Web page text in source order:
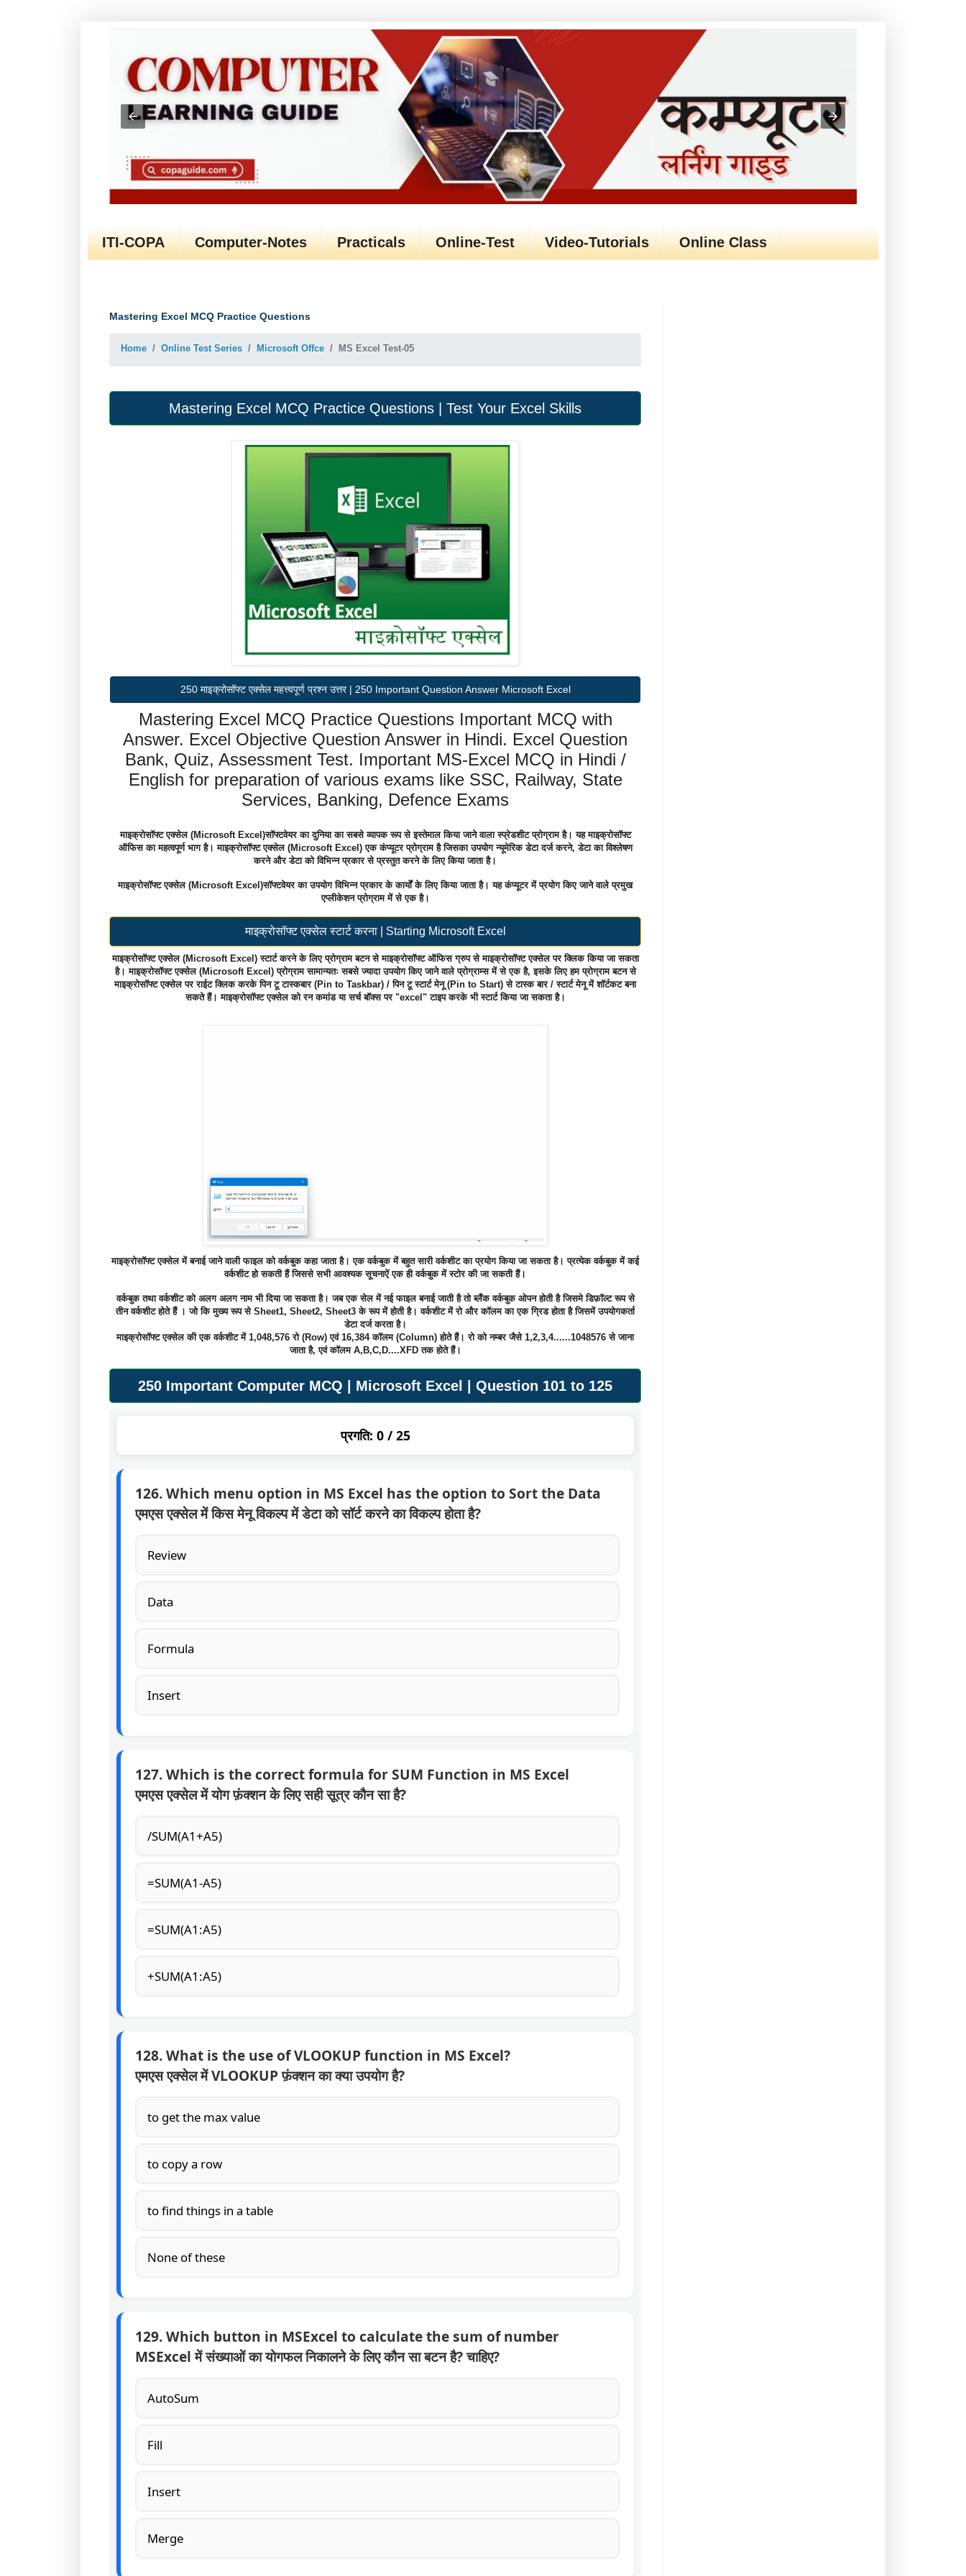
ITI-COPA Computer-Notes Practicals Online-Test Video-Tutorials Online Class
Mastering Excel MCQ Practice Questions
Home Online Test Series Microsoft Offce MS Excel Test-05
Mastering Excel MCQ Practice Questions | Test Your Excel Skills
250 माइक्रोसॉफ्ट एक्सेल महत्त्वपूर्ण प्रश्न उत्तर | 250 Important Question Answer Microsoft Excel
Mastering Excel MCQ Practice Questions Important MCQ with
Answer. Excel Objective Question Answer in Hindi. Excel Question
Bank, Quiz, Assessment Test. Important MS-Excel MCQ in Hindi /
English for preparation of various exams like SSC, Railway, State
Services, Banking, Defence Exams
माइक्रोसॉफ्ट एक्सेल (Microsoft Excel)सॉफ्टवेयर का दुनिया का सबसे व्यापक रूप से इस्तेमाल किया जाने वाला स्प्रेडशीट प्रोग्राम है। यह माइक्रोसॉफ्ट
ऑफिस का महत्वपूर्ण भाग है। माइक्रोसॉफ्ट एक्सेल (Microsoft Excel) एक कंप्यूटर प्रोग्राम है जिसका उपयोग न्यूमेरिक डेटा दर्ज करने, डेटा का विश्लेषण
करने और डेटा को विभिन्न प्रकार से प्रस्तुत करने के लिए किया जाता है।
माइक्रोसॉफ्ट एक्सेल (Microsoft Excel)सॉफ्टवेयर का उपयोग विभिन्न प्रकार के कार्यों के लिए किया जाता है। यह कंप्यूटर में प्रयोग किए जाने वाले प्रमुख
एप्लीकेशन प्रोग्राम में से एक है।
माइक्रोसॉफ्ट एक्सेल स्टार्ट करना | Starting Microsoft Excel
माइक्रोसॉफ्ट एक्सेल (Microsoft Excel) स्टार्ट करने के लिए प्रोग्राम बटन से माइक्रोसॉफ्ट ऑफिस ग्रुप से माइक्रोसॉफ्ट एक्सेल पर क्लिक किया जा सकता
है। माइक्रोसॉफ्ट एक्सेल (Microsoft Excel) प्रोग्राम सामान्यतः सबसे ज्यादा उपयोग किए जाने वाले प्रोग्राम्स में से एक है, इसके लिए हम प्रोग्राम बटन से
माइक्रोसॉफ्ट एक्सेल पर राईट क्लिक करके पिन टू टास्कबार (Pin to Taskbar) / पिन टू स्टार्ट मेनू (Pin to Start) से टास्क बार / स्टार्ट मेनू में शॉर्टकट बना
सकते हैं। माइक्रोसॉफ्ट एक्सेल को रन कमांड या सर्च बॉक्स पर "excel" टाइप करके भी स्टार्ट किया जा सकता है।
माइक्रोसॉफ्ट एक्सेल में बनाई जाने वाली फाइल को वर्कबुक कहा जाता है। एक वर्कबुक में बहुत सारी वर्कशीट का प्रयोग किया जा सकता है। प्रत्येक वर्कबुक में कई
वर्कशीट हो सकती हैं जिससे सभी आवश्यक सूचनाऐं एक ही वर्कबुक में स्टोर की जा सकती हैं।
वर्कबुक तथा वर्कशीट को अलग अलग नाम भी दिया जा सकता है। जब एक सेल में नई फाइल बनाई जाती है तो ब्लैंक वर्कबुक ओपन होती है जिसमे डिफ़ॉल्ट रूप से
तीन वर्कशीट होते हैं । जो कि मुख्य रूप से Sheet1, Sheet2, Sheet3 के रूप में होती है। वर्कशीट में रो और कॉलम का एक ग्रिड होता है जिसमें उपयोगकर्ता
डेटा दर्ज करता है।
माइक्रोसॉफ्ट एक्सेल की एक वर्कशीट में 1,048,576 रो (Row) एवं 16,384 कॉलम (Column) होते हैं। रो को नम्बर जैसे 1,2,3,4......1048576 से जाना
जाता है, एवं कॉलम A,B,C,D....XFD तक होते हैं।
250 Important Computer MCQ | Microsoft Excel | Question 101 to 125
प्रगति: 0/ 25
126. Which menu option in MS Excel has the option to Sort the Data
एमएस एक्सेल में किस मेनू विकल्प में डेटा को सॉर्ट करने का विकल्प होता है?
Review
Data
Formula
Insert
127. Which is the correct formula for SUM Function in MS Excel
एमएस एक्सेल में योग फ़ंक्शन के लिए सही सूत्र कौन सा है?
/SUM(A1+A5)
=SUM(A1-A5)
=SUM(A1:A5)
+SUM(A1:A5)
128. What is the use of VLOOKUP function in MS Excel?
एमएस एक्सेल में VLOOKUP फ़ंक्शन का क्या उपयोग है?
to get the max value
to copy a row
to find things in a table
None of these
129. Which button in MSExcel to calculate the sum of number
MSExcel में संख्याओं का योगफल निकालने के लिए कौन सा बटन है? चाहिए?
AutoSum
Fill
Insert
Merge